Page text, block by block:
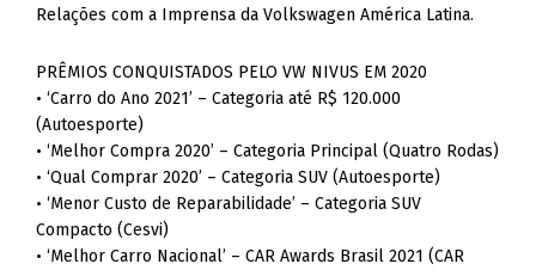
Relações com a Imprensa da Volkswagen América Latina.
PRÊMIOS CONQUISTADOS PELO VW NIVUS EM 2020
• ‘Carro do Ano 2021’ – Categoria até R$ 120.000
(Autoesporte)
• ‘Melhor Compra 2020’ – Categoria Principal (Quatro Rodas)
• ‘Qual Comprar 2020’ – Categoria SUV (Autoesporte)
• ‘Menor Custo de Reparabilidade’ – Categoria SUV
Compacto (Cesvi)
• ‘Melhor Carro Nacional’ – CAR Awards Brasil 2021 (CAR